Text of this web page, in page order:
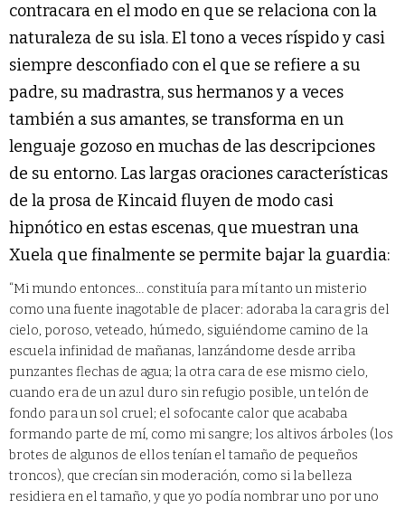
contracara en el modo en que se relaciona con la
naturaleza de su isla. El tono a veces ríspido y casi
siempre desconfiado con el que se refiere a su
padre, su madrastra, sus hermanos y a veces
también a sus amantes, se transforma en un
lenguaje gozoso en muchas de las descripciones
de su entorno. Las largas oraciones características
de la prosa de Kincaid fluyen de modo casi
hipnótico en estas escenas, que muestran una
Xuela que finalmente se permite bajar la guardia:
“Mi mundo entonces… constituía para mí tanto un misterio
como una fuente inagotable de placer: adoraba la cara gris del
cielo, poroso, veteado, húmedo, siguiéndome camino de la
escuela infinidad de mañanas, lanzándome desde arriba
punzantes flechas de agua; la otra cara de ese mismo cielo,
cuando era de un azul duro sin refugio posible, un telón de
fondo para un sol cruel; el sofocante calor que acababa
formando parte de mí, como mi sangre; los altivos árboles (los
brotes de algunos de ellos tenían el tamaño de pequeños
troncos), que crecían sin moderación, como si la belleza
residiera en el tamaño, y que yo podía nombrar uno por uno